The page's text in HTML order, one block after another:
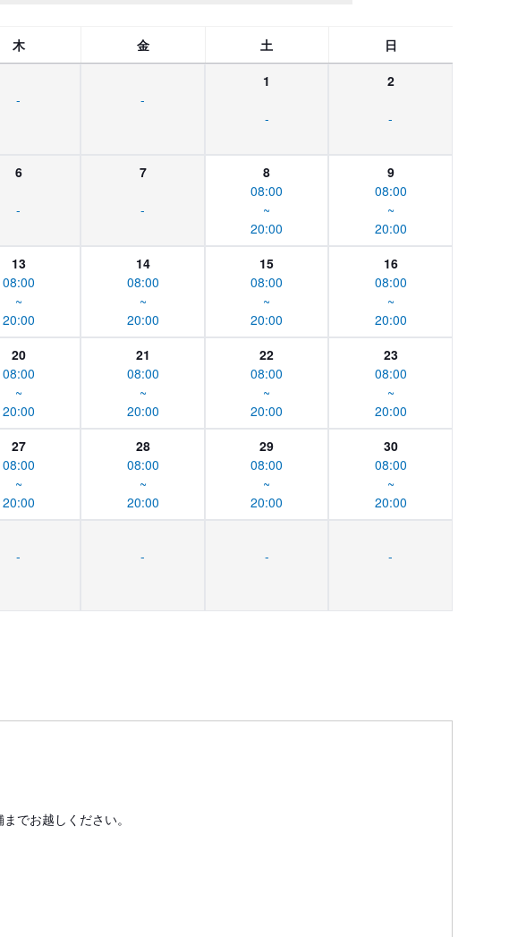
木 金 土 日
- -
1
-
2
-
6
-
7
-
8
08:00
~
20:00
9
08:00
~
20:00
13
08:00
~
20:00
14
08:00
~
20:00
15
08:00
~
20:00
16
08:00
~
20:00
20
08:00
~
20:00
21
08:00
~
20:00
22
08:00
~
20:00
23
08:00
~
20:00
27
08:00
~
20:00
28
08:00
~
20:00
29
08:00
~
20:00
30
08:00
~
20:00
- - - -
でお越しください。